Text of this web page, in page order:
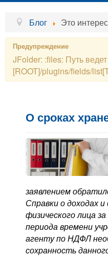
Главная
Об учреждении
Новости
Образовательные
Контакты
Блог
Блог Это
Предупреждение
JFolder: :files: Путь ведет
[ROOT]/plugins/fields/
О сроках
заявлением
Справки о доходах
физического лица
периода времени
агенту по НДФЛ
сохранность